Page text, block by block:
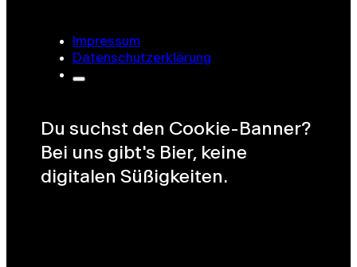
Impressum
Datenschutzerklärung
Du suchst den Cookie-Banner?
Bei uns gibt's Bier, keine
digitalen Süßigkeiten.